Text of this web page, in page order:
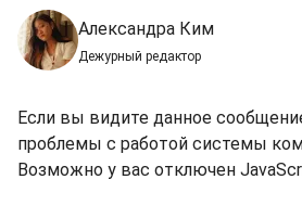
Александра Ким
Дежурный редактор
Если вы видите данное
проблемы с работой системы
Возможно у вас отключен